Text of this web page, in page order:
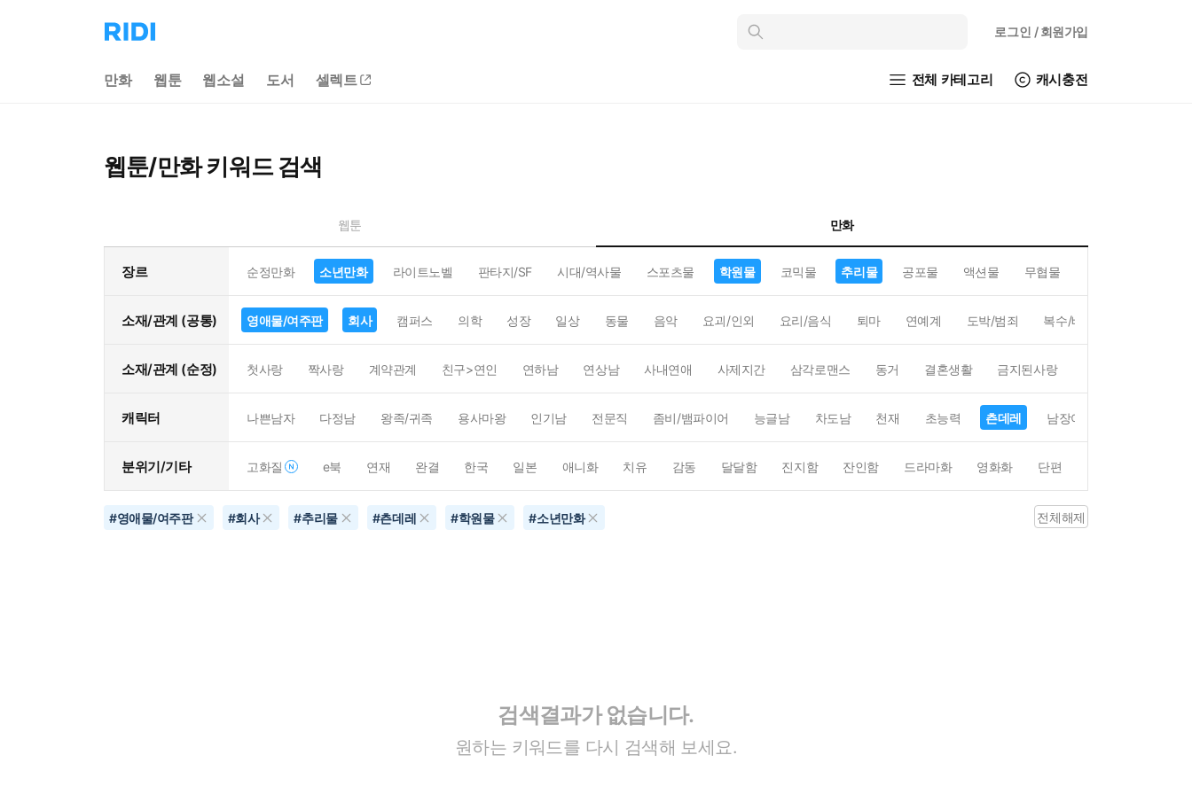
리
디
으
인
로그인 / 회원가입
만화 웹툰 웹소설 도서 셀렉트 전체 카테고리 캐시충전
웹툰/만화 키워드 검색
웹툰 만화
장르 순정만화 소년만화 라이트노벨 판타지/SF 시대/역사물 스포츠물 학원물 코믹물 추리물 공포물 액션물 무협물
소재/관계 (공통) 영애물/여주판 회사 캠퍼스 의학 성장 일상 동물 음악 요괴/인외 요리/음식 퇴마 연예계 도박/범죄 복수/배신
소재/관계 (순정) 첫사랑 짝사랑 계약관계 친구>연인 연하남 연상남 사내연애 사제지간 삼각로맨스 동거 결혼생활 금지된사랑
캐릭터 나쁜남자 다정남 왕족/귀족 용사마왕 인기남 전문직 좀비/뱀파이어 능글남 차도남 천재 초능력 츤데레 남장여자
분위기/기타 고화질 e북 연재 완결 한국 일본 애니화 치유 감동 달달함 진지함 잔인함 드라마화 영화화 단편
#영애물/여주판 #회사 #추리물 #츤데레 #학원물 #소년만화 전체해제
검색결과가 없습니다.
원하는 키워드를 다시 검색해 보세요.